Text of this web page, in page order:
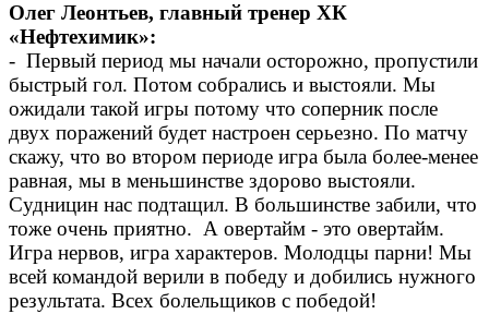
Олег Леонтьев, главный тренер ХК
«Нефтехимик»:
- Первый период мы начали осторожно, пропустили
быстрый гол. Потом собрались и выстояли. Мы
ожидали такой игры потому что соперник после
двух поражений будет настроен серьезно. По матчу
скажу, что во втором периоде игра была более-менее
равная, мы в меньшинстве здорово выстояли.
Судницин нас подтащил. В большинстве забили, что
тоже очень приятно. А овертайм - это овертайм.
Игра нервов, игра характеров. Молодцы парни! Мы
всей командой верили в победу и добились нужного
результата. Всех болельщиков с победой!